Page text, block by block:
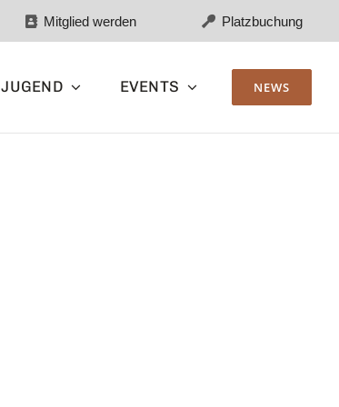
Mitglied werden Platzbuchung
JUGEND EVENTS NEWS